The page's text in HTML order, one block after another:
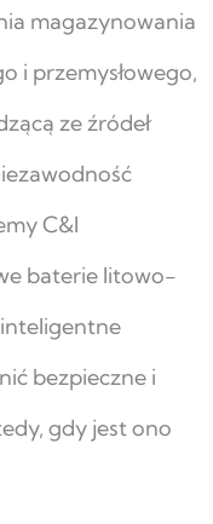
magazynowania
i przemysłowego,
ze źródeł
C&I
baterie litowo-
bezpieczne i
gdy jest ono